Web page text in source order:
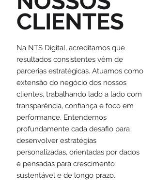
CLIENTES
Na NTS Digital, acreditamos que
resultados consistentes vêm de
parcerias estratégicas. Atuamos como
extensão do negócio dos nossos
clientes, trabalhando lado a lado com
transparência, confiança e foco em
performance. Entendemos
profundamente cada desafio para
desenvolver estratégias
personalizadas, orientadas por dados
e pensadas para crescimento
sustentável e de longo prazo.